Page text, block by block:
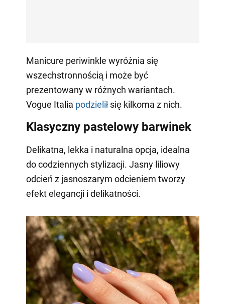
Manicure periwinkle wyróżnia się
wszechstronnością i może być
prezentowany w różnych wariantach.
Vogue Italia podzieliłsię kilkoma z nich.
Klasyczny pastelowy barwinek
Delikatna, lekka i naturalna opcja, idealna
do codziennych stylizacji. Jasny liliowy
odcień z jasnoszarym odcieniem tworzy
efekt elegancji i delikatności.